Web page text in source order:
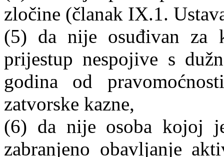
zločine (članak IX.1.
(5) da nije osuđivan za
prijestup nespojive s
godina od
zatvorske kazne,
(6) da nije osoba kojoj
zabranjeno obavljanje